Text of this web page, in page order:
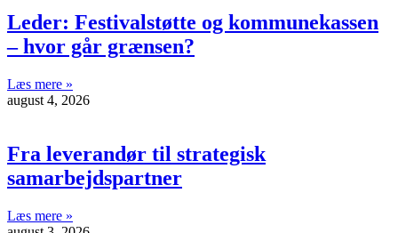
Leder: Festivalstøtte og kommunekassen
– hvor går grænsen?
Læs mere »
august 4, 2026
Fra leverandør til strategisk
samarbejdspartner
Læs mere »